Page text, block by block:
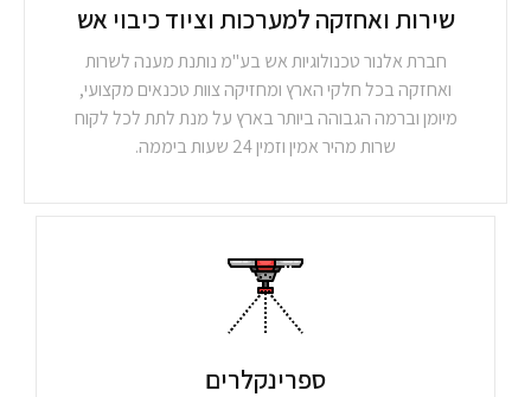
שירות ואחזקה למערכות וציוד כיבוי אש
חברת אלנור טכנולוגיות אש בע"מ נותנת מענה לשרות
ואחזקה בכל חלקי הארץ ומחזיקה צוות טכנאים מקצועי,
מיומן וברמה הגבוהה ביותר בארץ על מנת לתת לכל לקוח
שרות מהיר אמין וזמין 24 שעות ביממה.
ספרינקלרים​